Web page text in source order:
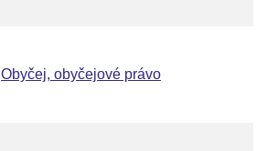
Obyčej, obyčejové právo